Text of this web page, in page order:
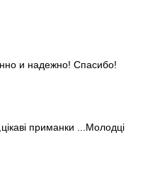
и надежно! Спасибо!
приманки ...Молодці